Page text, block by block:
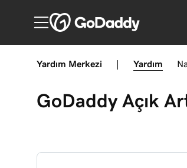
Yardım Merkezi Yardım
GoDaddy Açık